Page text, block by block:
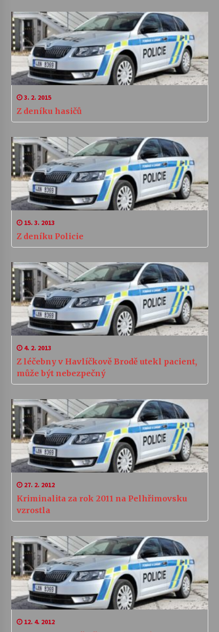
3. 2. 2015
Z deníku hasičů
15. 3. 2013
Z deníku Policie
4. 2. 2013
Z léčebny v Havlíčkově Brodě utekl pacient,
může být nebezpečný
27. 2. 2012
Kriminalita za rok 2011 na Pelhřimovsku
vzrostla
12. 4. 2012